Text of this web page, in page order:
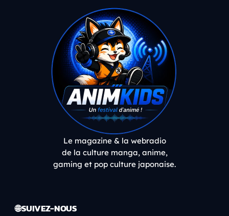
Le magazine & la webradio
de la culture manga, anime,
gaming et pop culture japonaise.
🌐 SUIVEZ-NOUS